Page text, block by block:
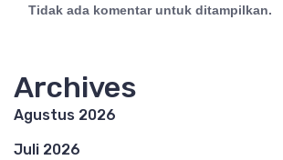
Tidak ada komentar untuk ditampilkan.
Archives
Agustus 2026
Juli 2026